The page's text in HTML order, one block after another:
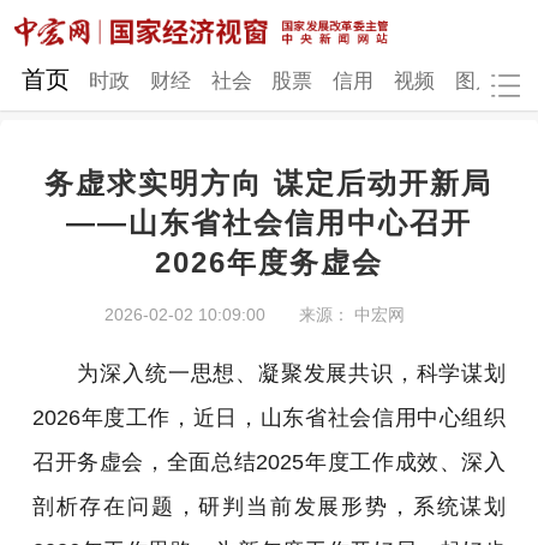
网站地图
财经 社会 股票
视频 图片
发改动态 中宏研究 营商环境
地方发展
首页 时政 财经 社会 股票 信用 视频 图片
务虚求实明方向 谋定后动开新局
——山东省社会信用中心召开
2026年度务虚会
2026-02-02 10:09:00 来源： 中宏网
为深入统一思想、凝聚发展共识，科学谋划
2026年度工作，近日，山东省社会信用中心组织
召开务虚会，全面总结2025年度工作成效、深入
剖析存在问题，研判当前发展形势，系统谋划